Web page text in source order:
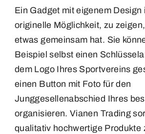
Emblemen
Insignes
Labels
Magneten
Ein Gadget mit eigenem Design
originelle Möglichkeit, zu
etwas gemeinsam hat. Sie
Beispiel selbst einen
dem Logo Ihres Sportvereins
einen Button mit Foto für den
Junggesellenabschied Ihres
organisieren. Vianen Trading
qualitativ hochwertige Produkte